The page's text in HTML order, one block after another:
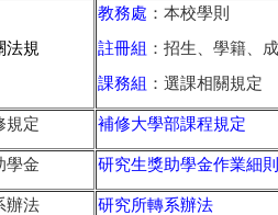
法規
教務處 ：本校學則
註冊組 ：招生、學籍、
課務組 ：選課相關規定
規定 補修大學部課程規定
學金 研究生獎助學金作業細則
辦法 研究所轉系辦法